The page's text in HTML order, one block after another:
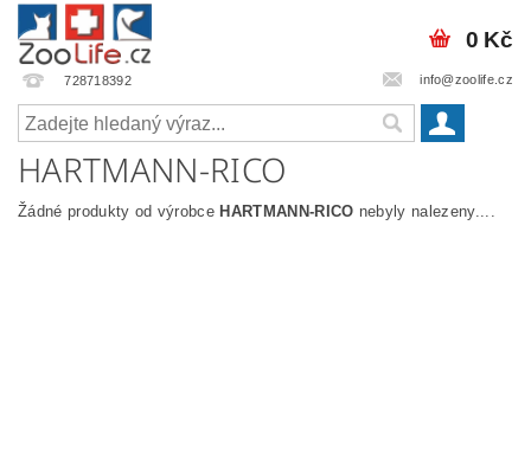
728718392 info@zoolife.cz
0 Kč
HARTMANN-RICO
Žádné produkty od výrobce HARTMANN-RICO nebyly nalezeny....